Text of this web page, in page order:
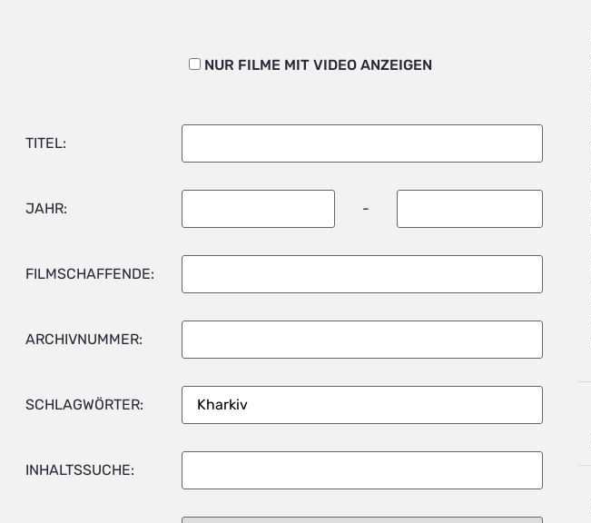
NUR FILME MIT VIDEO ANZEIGEN
TITEL:
JAHR: -
FILMSCHAFFENDE:
ARCHIVNUMMER:
SCHLAGWÖRTER:
INHALTSSUCHE: